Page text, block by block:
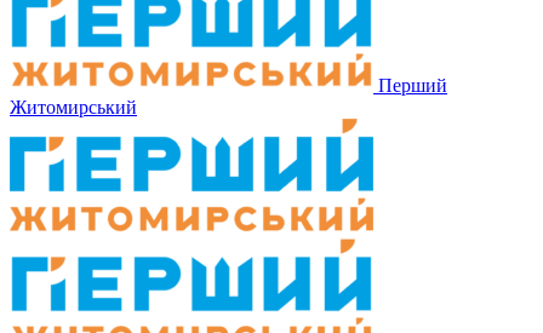
Перший
Житомирський